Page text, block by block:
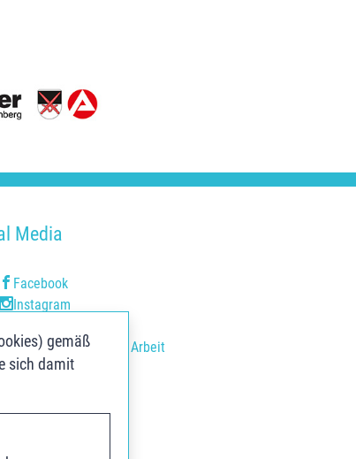
gemäß
sich damit
Media
Facebook
Instagram
Youtube Agentur für Arbeit